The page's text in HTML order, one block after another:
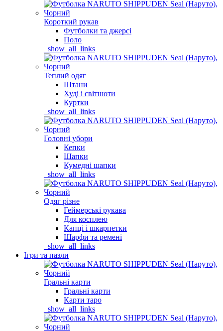
Короткий рукав
Футболки та джерсі
Поло
_show_all_links
Теплий одяг
Штани
Худі і світшоти
Куртки
_show_all_links
Головні убори
Кепки
Шапки
Кумедні шапки
_show_all_links
Одяг різне
Геймерські рукава
Для косплею
Капці і шкарпетки
Шарфи та ремені
_show_all_links
Ігри та пазли
Гральні карти
Гральні карти
Карти таро
_show_all_links